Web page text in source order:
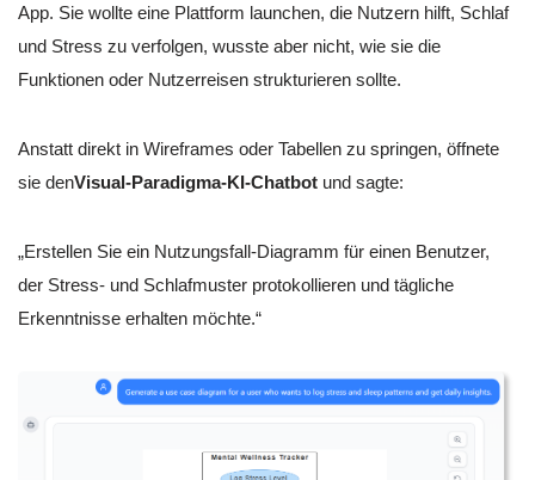
App. Sie wollte eine Plattform launchen, die Nutzern hilft, Schlaf
und Stress zu verfolgen, wusste aber nicht, wie sie die
Funktionen oder Nutzerreisen strukturieren sollte.
Anstatt direkt in Wireframes oder Tabellen zu springen, öffnete
sie denVisual-Paradigma-KI-Chatbot und sagte:
„Erstellen Sie ein Nutzungsfall-Diagramm für einen Benutzer,
der Stress- und Schlafmuster protokollieren und tägliche
Erkenntnisse erhalten möchte.“